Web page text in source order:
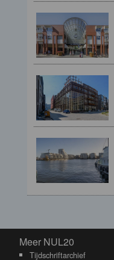
Meer NUL20
Meer NUL20
Tijdschriftarchief